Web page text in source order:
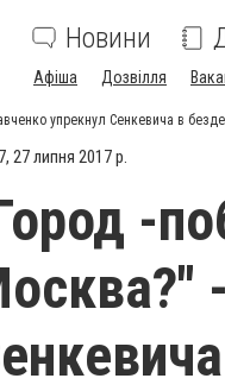
Новини
Афіша Дозвілля
упрекнул Сенкевича в
27 липня 2017 р.
-